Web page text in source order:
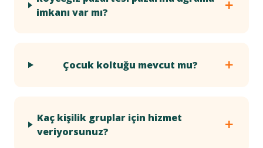
imkanı var mı?
Çocuk koltuğu mevcut mu?
Kaç kişilik gruplar için hizmet
veriyorsunuz?